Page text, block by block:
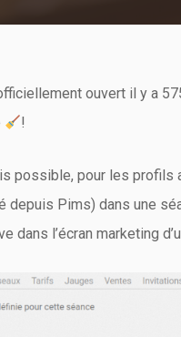
ouvert il y a
!
possible, pour les profils
depuis Pims) dans une
dans l’écran marketing